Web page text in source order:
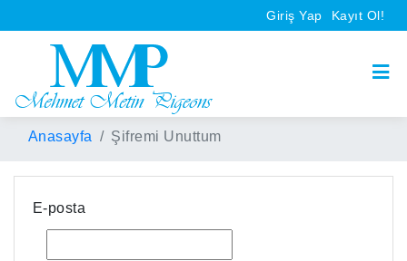
Giriş Yap Kayıt Ol!
Anasayfa Şifremi Unuttum
E-posta